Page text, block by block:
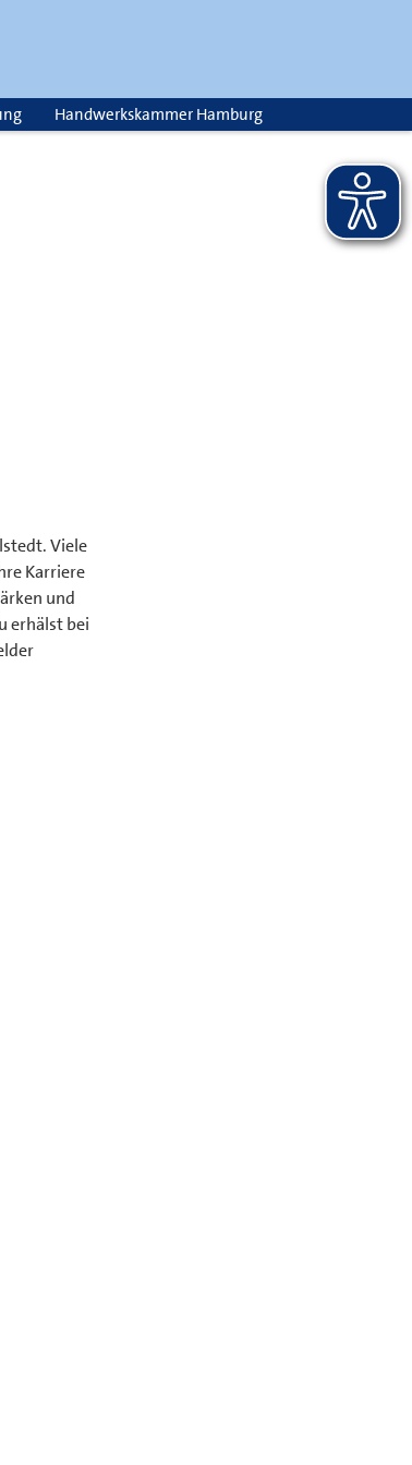
Handwerkskammer Hamburg
Viele
Karriere
und
erhälst bei